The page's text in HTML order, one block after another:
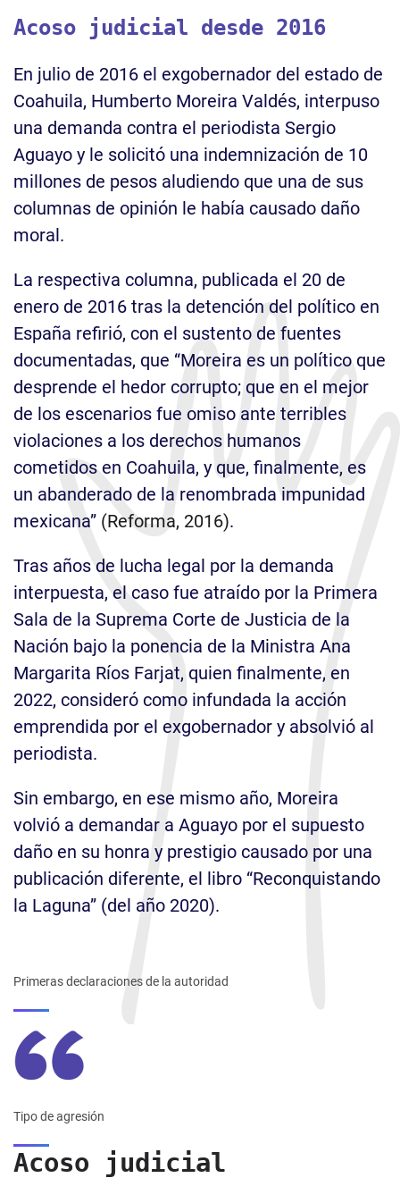
Acoso judicial desde 2016
En julio de 2016 el exgobernador del estado de
Coahuila, Humberto Moreira Valdés, interpuso
una demanda contra el periodista Sergio
Aguayo y le solicitó una indemnización de 10
millones de pesos aludiendo que una de sus
columnas de opinión le había causado daño
moral.
La respectiva columna, publicada el 20 de
enero de 2016 tras la detención del político en
España refirió, con el sustento de fuentes
documentadas, que “Moreira es un político que
desprende el hedor corrupto; que en el mejor
de los escenarios fue omiso ante terribles
violaciones a los derechos humanos
cometidos en Coahuila, y que, finalmente, es
un abanderado de la renombrada impunidad
mexicana” (Reforma, 2016).
Tras años de lucha legal por la demanda
interpuesta, el caso fue atraído por la Primera
Sala de la Suprema Corte de Justicia de la
Nación bajo la ponencia de la Ministra Ana
Margarita Ríos Farjat, quien finalmente, en
2022, consideró como infundada la acción
emprendida por el exgobernador y absolvió al
periodista.
Sin embargo, en ese mismo año, Moreira
volvió a demandar a Aguayo por el supuesto
daño en su honra y prestigio causado por una
publicación diferente, el libro “Reconquistando
la Laguna” (del año 2020).
Primeras declaraciones de la autoridad
Tipo de agresión
Acoso judicial